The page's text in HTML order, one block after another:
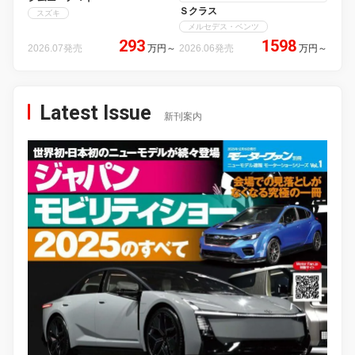
スズキ
2026.07発売 293 万円 ～
Ｓクラス
メルセデス・ベンツ
2026.06発売 1598 万円 ～
Latest Issue 新刊案内